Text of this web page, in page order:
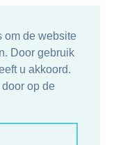
om de website
Door gebruik
u akkoord.
op de